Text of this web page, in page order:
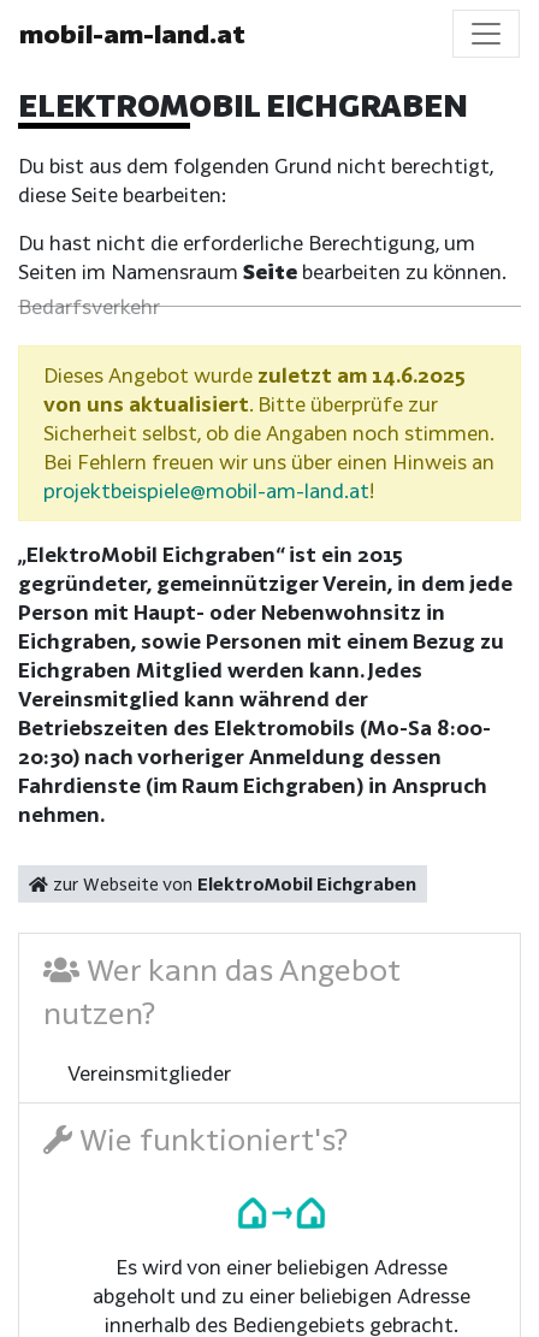
mobil-am-land.at
ELEKTROMOBIL EICHGRABEN
Du bist aus dem folgenden Grund nicht berechtigt,
diese Seite bearbeiten:
Du hast nicht die erforderliche Berechtigung, um
Seiten im Namensraum Seite bearbeiten zu können.
Bedarfsverkehr
Dieses Angebot wurde zuletzt am 14.6.2025
von uns aktualisiert. Bitte überprüfe zur
Sicherheit selbst, ob die Angaben noch stimmen.
Bei Fehlern freuen wir uns über einen Hinweis an
projektbeispiele@mobil-am-land.at!
„ElektroMobil Eichgraben“ ist ein 2015
gegründeter, gemeinnütziger Verein, in dem jede
Person mit Haupt- oder Nebenwohnsitz in
Eichgraben, sowie Personen mit einem Bezug zu
Eichgraben Mitglied werden kann. Jedes
Vereinsmitglied kann während der
Betriebszeiten des Elektromobils (Mo-Sa 8:00-
20:30) nach vorheriger Anmeldung dessen
Fahrdienste (im Raum Eichgraben) in Anspruch
nehmen.
zur Webseite von ElektroMobil Eichgraben
Wer kann das Angebot
nutzen?
Vereinsmitglieder
Wie funktioniert's?
Es wird von einer beliebigen Adresse
abgeholt und zu einer beliebigen Adresse
innerhalb des Bediengebiets gebracht.